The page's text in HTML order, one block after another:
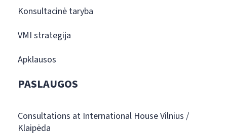
Konsultacinė taryba
VMI strategija
Apklausos
PASLAUGOS
Consultations at International House Vilnius /
Klaipėda